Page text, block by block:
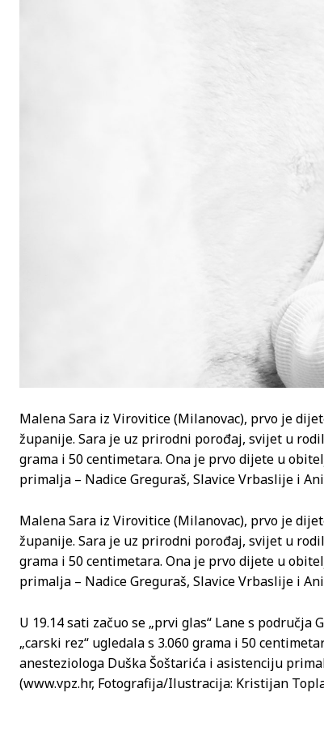
Malena Sara iz Virovitice (Milanovac), prvo je
županije. Sara je uz prirodni porođaj, svijet u
grama i 50 centimetara. Ona je prvo dijete u
primalja – Nadice Greguraš, Slavice Vrbaslije i
Malena Sara iz Virovitice (Milanovac), prvo je
županije. Sara je uz prirodni porođaj, svijet u
grama i 50 centimetara. Ona je prvo dijete u
primalja – Nadice Greguraš, Slavice Vrbaslije i
U 19.14 sati začuo se „prvi glas“ Lane s
„carski rez“ ugledala s 3.060 grama i 50
anesteziologa Duška Šoštarića i asistenciju
(www.vpz.hr, Fotografija/Ilustracija: Kristijan